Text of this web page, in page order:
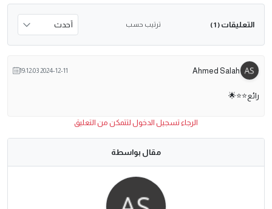
التعليقات ( 1 ) ترتيب حسب
Ahmed Salah
2024-12-11 19:12:03
رائع⭐⭐🌟
الرجاء تسجيل الدخول لتتمكن من التعليق
مقال بواسطة